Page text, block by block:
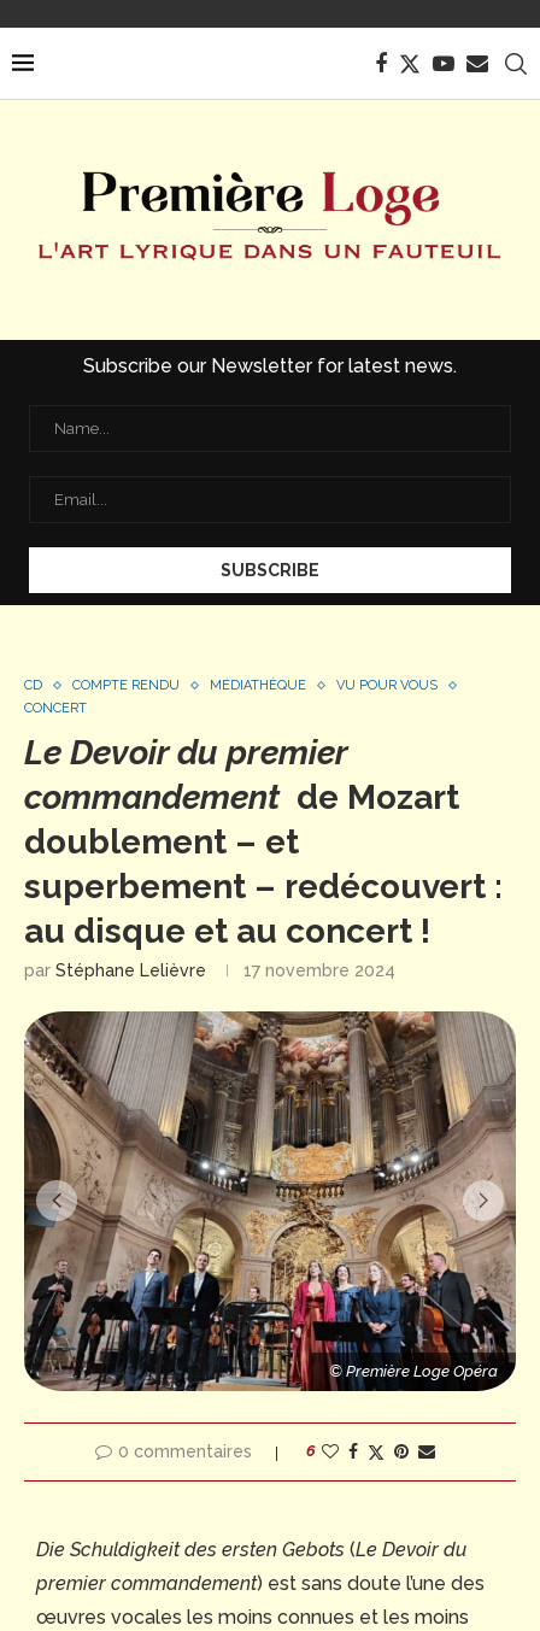
Subscribe our Newsletter for latest news.
CD COMPTE RENDU MÉDIATHÈQUE
VU POUR VOUS
CONCERT
Le Devoir du premier
commandementde Mozart
doublement – et
superbement – redécouvert :
au disque et au concert !
par Stéphane Lelièvre 17 novembre 2024
© Première Loge Opéra
© Première Loge Opéra
0 commentaires 6
Die Schuldigkeit des ersten Gebots (Le Devoir du
premier commandement) est sans doute l’une des
œuvres vocales les moins connues et les moins